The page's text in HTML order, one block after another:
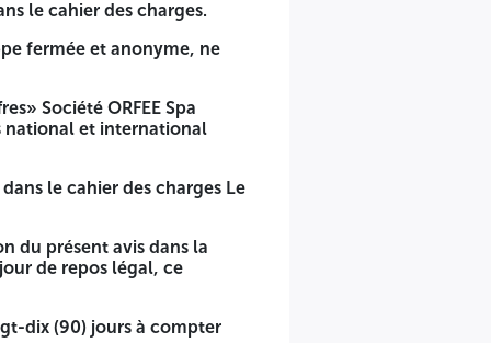
le cahier des charges.
fermée et anonyme, ne
Société ORFEE Spa
national et international
le cahier des charges Le
du présent avis dans la
de repos légal, ce
dix (90) jours à compter